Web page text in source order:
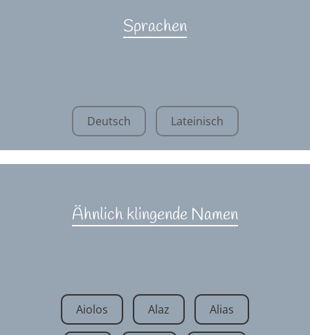
Sprachen
Deutsch Lateinisch
Ähnlich klingende Namen
Aiolos Alaz Alias